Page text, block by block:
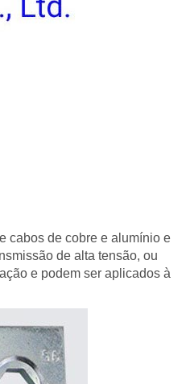
cabos de cobre e alumínio e
de alta tensão, ou
e podem ser aplicados à